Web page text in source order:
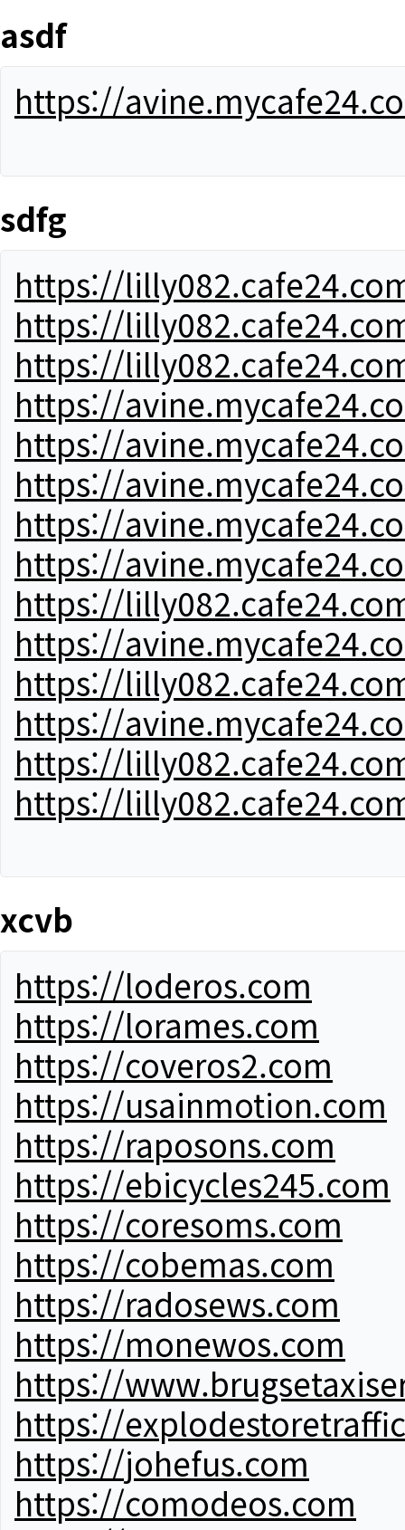
asdf
https://
sdfg
https://
https://
https://
https://
https://
https://
https://
https://
https://
https://
https://
https://
https://
https://
xcvb
https://loderos.com
https://lorames.com
https://coveros2.com
https://usainmotion.com
https://raposons.com
https://ebicycles245.com
https://coresoms.com
https://cobemas.com
https://radosews.com
https://monewos.com
https://
https://
https://johefus.com
https://comodeos.com